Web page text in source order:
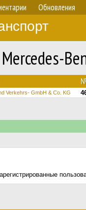
Обновления
Verkehrs- GmbH & Co. KG